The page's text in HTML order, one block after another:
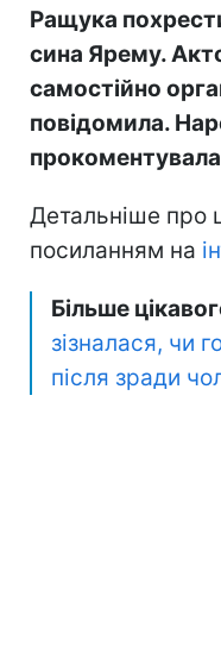
Ращука
сина Ярему.
самостійно
повідомила.
Детальніше про
посиланням на
Більше
зізналася, чи
після зради